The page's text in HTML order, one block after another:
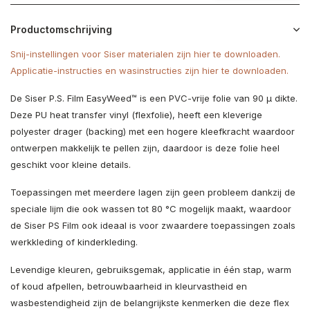
Productomschrijving
Snij-instellingen voor Siser materialen zijn hier te downloaden.
Applicatie-instructies en wasinstructies zijn hier te downloaden.
De Siser P.S. Film EasyWeed™ is een PVC-vrije folie van 90 µ dikte.
Deze PU heat transfer vinyl (flexfolie), heeft een kleverige
polyester drager (backing) met een hogere kleefkracht waardoor
ontwerpen makkelijk te pellen zijn, daardoor is deze folie heel
geschikt voor kleine details.
Toepassingen met meerdere lagen zijn geen probleem dankzij de
speciale lijm die ook wassen tot 80 °C mogelijk maakt, waardoor
de Siser PS Film ook ideaal is voor zwaardere toepassingen zoals
werkkleding of kinderkleding.
Levendige kleuren, gebruiksgemak, applicatie in één stap, warm
of koud afpellen, betrouwbaarheid in kleurvastheid en
wasbestendigheid zijn de belangrijkste kenmerken die deze flex